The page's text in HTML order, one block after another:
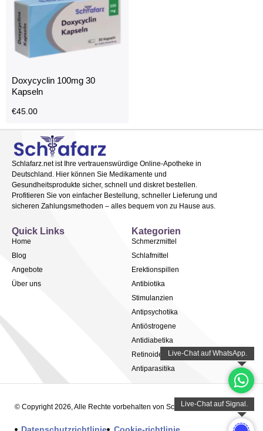
Doxycyclin 100mg 30
Kapseln
€45.00
Schlafarz.net ist Ihre vertrauenswürdige Online-Apotheke in
Deutschland. Hier können Sie Medikamente und
Gesundheitsprodukte sicher, schnell und diskret bestellen.
Profitieren Sie von einfacher Bestellung, schneller Lieferung und
sicheren Zahlungsmethoden – alles bequem von zu Hause aus.
Kategorien
Schmerzmittel
Schlafmittel
Erektionspillen
Antibiotika
Stimulanzien
Antipsychotika
Antiöstrogene
Antidiabetika
Retinoide
Antiparasitika
Quick Links
Home
Blog
Angebote
Über uns
© Copyright 2026, Alle Rechte vorbehalten von Schlafarz.net